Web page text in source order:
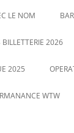
CENTRALE
LE NOM
BILLETTERIE 2026
2025
WTW